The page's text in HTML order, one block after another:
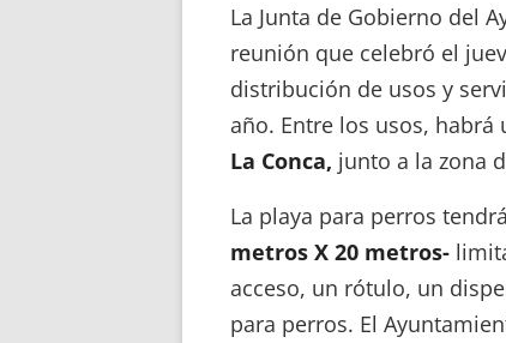
La Junta de Gobierno del
reunión que celebró el
distribución de usos y
año. Entre los usos,
La Conca, junto a la zona
La playa para perros
metros X 20 metros-
acceso, un rótulo, un
para perros. El